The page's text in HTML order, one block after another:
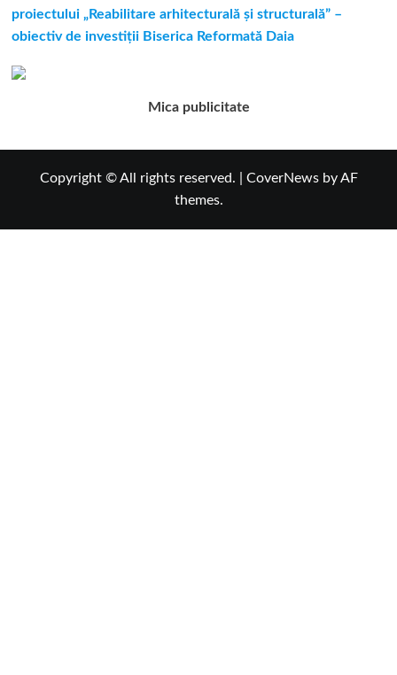
proiectului „Reabilitare arhitecturală și structurală” –
obiectiv de investiții Biserica Reformată Daia
Mica publicitate
Copyright © All rights reserved. CoverNewsby AF
themes.